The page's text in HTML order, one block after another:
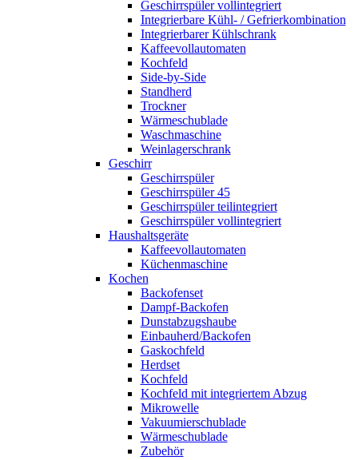
Geschirrspüler vollintegriert
Integrierbare Kühl- / Gefrierkombination
Integrierbarer Kühlschrank
Kaffeevollautomaten
Kochfeld
Side-by-Side
Standherd
Trockner
Wärmeschublade
Waschmaschine
Weinlagerschrank
Geschirr
Geschirrspüler
Geschirrspüler 45
Geschirrspüler teilintegriert
Geschirrspüler vollintegriert
Haushaltsgeräte
Kaffeevollautomaten
Küchenmaschine
Kochen
Backofenset
Dampf-Backofen
Dunstabzugshaube
Einbauherd/Backofen
Gaskochfeld
Herdset
Kochfeld
Kochfeld mit integriertem Abzug
Mikrowelle
Vakuumierschublade
Wärmeschublade
Zubehör